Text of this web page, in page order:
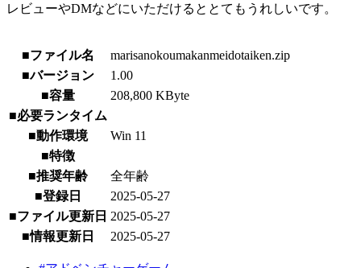
レビューやDMなどにいただけるととてもうれしいです。
■ファイル名
marisanokoumakanmeidotaiken.zip
■バージョン
1.00
■容量
208,800 KByte
■必要ランタイム
■動作環境
Win 11
■特徴
■推奨年齢
全年齢
■登録日
2025-05-27
■ファイル更新日 2025-05-27
■情報更新日
2025-05-27